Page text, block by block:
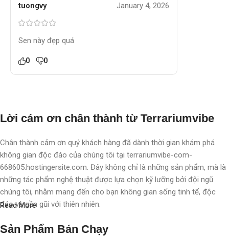
tuongvy January 4, 2026
Sen này đẹp quá
0 0
Lời cám ơn chân thành từ Terrariumvibe
Chân thành cảm ơn quý khách hàng đã dành thời gian khám phá
không gian độc đáo của chúng tôi tại terrariumvibe-com-
668605.hostingersite.com. Đây không chỉ là những sản phẩm, mà là
những tác phẩm nghệ thuật được lựa chọn kỹ lưỡng bởi đội ngũ
chúng tôi, nhằm mang đến cho bạn không gian sống tinh tế, độc
đáo và gần gũi với thiên nhiên.
Với chúng tôi, terrarium không chỉ là nghệ thuật, mà còn là một triết
Read More
Sản Phẩm Bán Chạy